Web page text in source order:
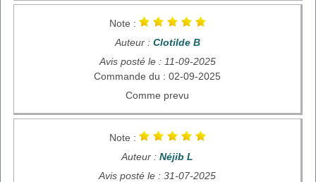
Note :
Auteur : Clotilde B
Avis posté le : 11-09-2025
Commande du : 02-09-2025
Comme prevu
Note :
Auteur : Néjib L
Avis posté le : 31-07-2025